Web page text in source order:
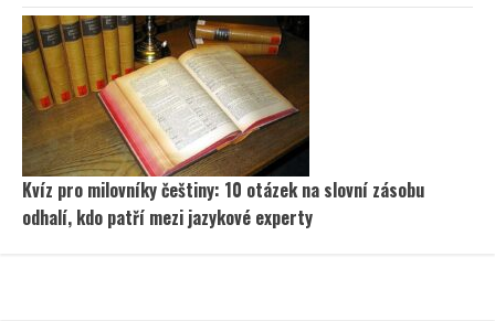
Kvíz pro milovníky češtiny: 10 otázek na slovní zásobu
odhalí, kdo patří mezi jazykové experty